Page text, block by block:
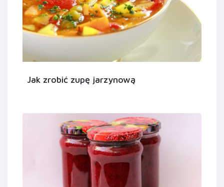
Jak zrobić zupę jarzynową